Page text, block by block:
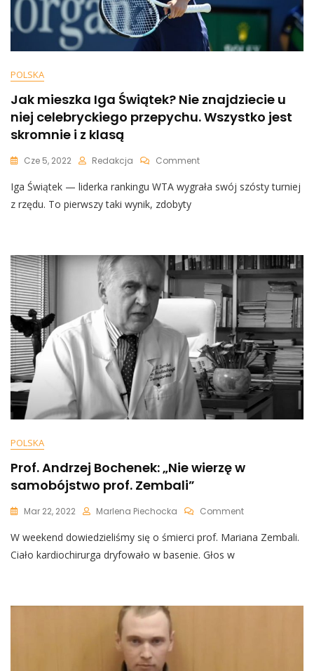
POLSKA
Jak mieszka Iga Świątek? Nie znajdziecie u
niej celebryckiego przepychu. Wszystko jest
skromnie i z klasą
Cze 5, 2022 Redakcja CommentOn
Mieszka
U
Niej
Celebryckiego
Przepychu.
Wszystko
Jest
Skromnie
I
Z
Klasą
Iga Świątek — liderka rankingu WTA wygrała swój szósty turniej
z rzędu. To pierwszy taki wynik, zdobyty
POLSKA
Prof. Andrzej Bochenek: „Nie wierzę w
samobójstwo prof. Zembali”
Mar 22, 2022 Marlena Piechocka CommentOn
Andrzej
Samobójstwo
W weekend dowiedzieliśmy się o śmierci prof. Mariana Zembali.
Ciało kardiochirurga dryfowało w basenie. Głos w